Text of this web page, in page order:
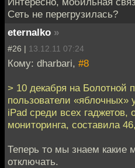
Сеть не перегрузилась?
eternalko »
#26 | 13.12.11 07:24
Кому: dharbari, #8
> 10 декабря на Болотной
пользователи «яблочных»
iPad среди всех гаджетов,
мониторинга, составила
Теперь то мы знаем какие
отключать.